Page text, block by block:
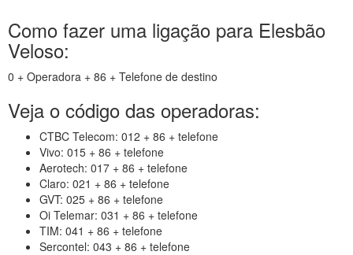
Como fazer uma ligação para Elesbão
Veloso:
0 + Operadora + 86 + Telefone de destino
Veja o código das operadoras:
CTBC Telecom: 012 + 86 + telefone
Vivo: 015 + 86 + telefone
Aerotech: 017 + 86 + telefone
Claro: 021 + 86 + telefone
GVT: 025 + 86 + telefone
Oi Telemar: 031 + 86 + telefone
TIM: 041 + 86 + telefone
Sercontel: 043 + 86 + telefone